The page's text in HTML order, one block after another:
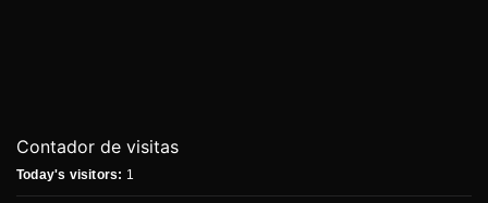
Contador de visitas
Today's visitors: 1